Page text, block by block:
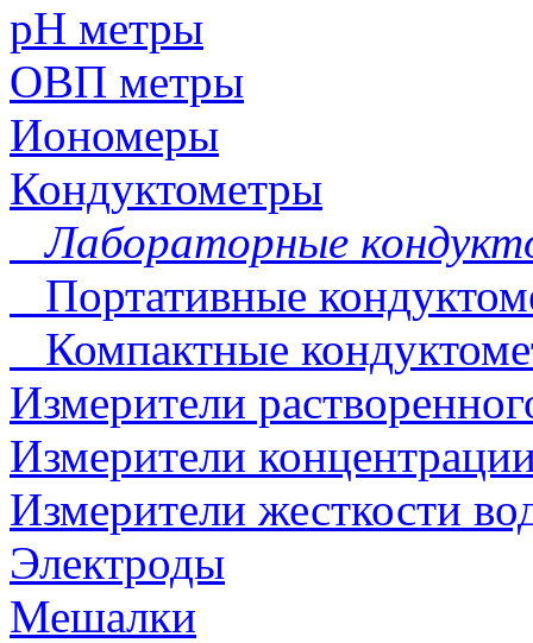
pH метры
ОВП метры
Иономеры
Кондуктометры
Лабораторные
Портативные
Компактные
Измерители
Измерители
Измерители жесткости
Электроды
Мешалки